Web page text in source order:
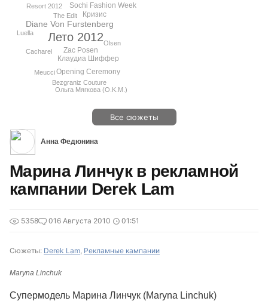
Лето 2012
Diane Von Furstenberg
Zac Posen
Клаудиа Шиффер
Кризис
Opening Ceremony
Sochi Fashion Week
Resort 2012
Cacharel
Olsen
Bezgraniz Couture
The Edit
Meucci
Luella
Ольга Мягкова (O.K.M.)
Все сюжеты
Анна Федюнина
Марина Линчук в рекламной
кампании Derek Lam
5358 016 Августа 2010 01:51
Сюжеты: Derek Lam, Рекламные кампании
Maryna Linchuk
Супермодель Марина Линчук (Maryna Linchuk)